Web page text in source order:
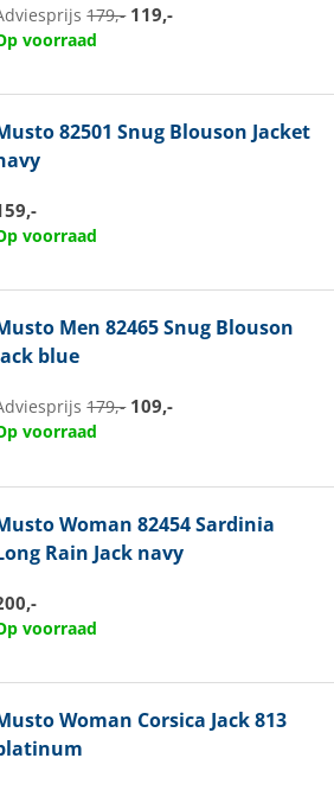
179,- 119,-
voorraad
82501 Snug Blouson Jacket
voorraad
Men 82465 Snug Blouson
blue
179,- 109,-
voorraad
Woman 82454 Sardinia
Rain Jack navy
voorraad
Woman Corsica Jack 813